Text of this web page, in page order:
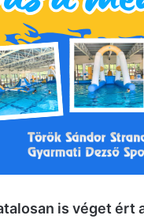
is véget ért